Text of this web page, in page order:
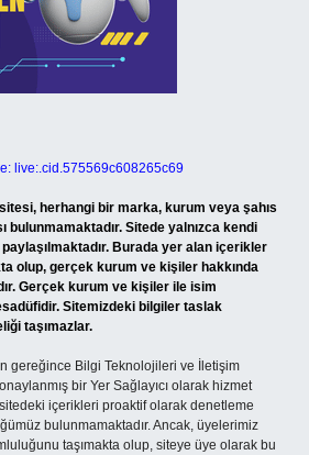
live:.cid.575569c608265c69
herhangi bir marka, kurum veya şahıs
bulunmamaktadır. Sitede yalnızca kendi
paylaşılmaktadır. Burada yer alan içerikler
olup, gerçek kurum ve kişiler hakkında
Gerçek kurum ve kişiler ile isim
Sitemizdeki bilgiler taslak
taşımazlar.
gereğince Bilgi Teknolojileri ve İletişim
bir Yer Sağlayıcı olarak hizmet
içerikleri proaktif olarak denetleme
bulunmamaktadır. Ancak, üyelerimiz
taşımakta olup, siteye üye olarak bu